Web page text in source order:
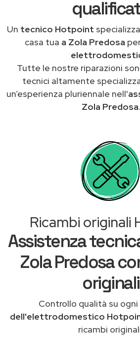
Un tecnico Hotpoint
casa tua a Zola Predosa
Tutte le nostre riparazioni
tecnici altamente
un’esperienza pluriennale nell'
Zola Predosa.
Ricambi originali
Assistenza
Zola Predosa
originali
Controllo qualità su
dell'elettrodomestico
ricambi